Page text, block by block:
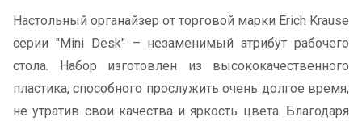
Настольный органайзер от торговой марки Erich Krause
серии "Mini Desk" – незаменимый атрибут рабочего
стола. Набор изготовлен из высококачественного
пластика, способного прослужить очень долгое время,
не утратив свои качества и яркость цвета. Благодаря